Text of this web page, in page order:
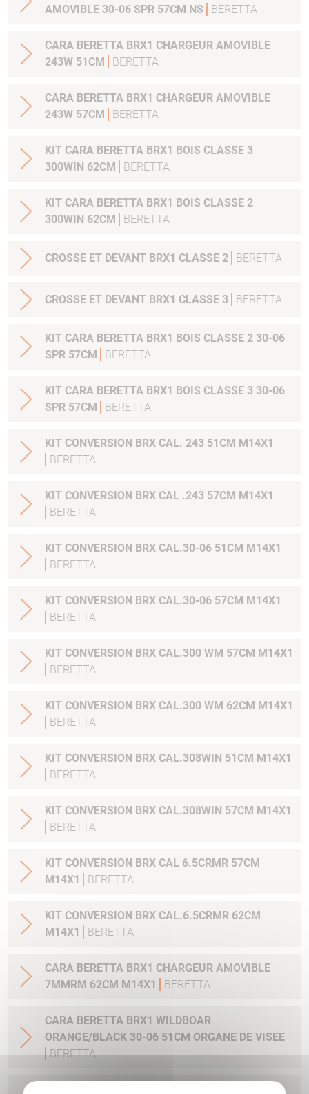
AMOVIBLE 30-06 SPR 57CM NS
BERETTA
CARA BERETTA BRX1 CHARGEUR AMOVIBLE
243W 51CM
BERETTA
CARA BERETTA BRX1 CHARGEUR AMOVIBLE
243W 57CM
BERETTA
KIT CARA BERETTA BRX1 BOIS CLASSE 3
300WIN 62CM
BERETTA
KIT CARA BERETTA BRX1 BOIS CLASSE 2
300WIN 62CM
BERETTA
CROSSE ET DEVANT BRX1 CLASSE 2 BERETTA
CROSSE ET DEVANT BRX1 CLASSE 3 BERETTA
KIT CARA BERETTA BRX1 BOIS CLASSE 2 30-06
SPR 57CM
BERETTA
KIT CARA BERETTA BRX1 BOIS CLASSE 3 30-06
SPR 57CM
BERETTA
KIT CONVERSION BRX CAL. 243 51CM M14X1
BERETTA
KIT CONVERSION BRX CAL .243 57CM M14X1
BERETTA
KIT CONVERSION BRX CAL.30-06 51CM M14X1
BERETTA
KIT CONVERSION BRX CAL.30-06 57CM M14X1
BERETTA
KIT CONVERSION BRX CAL.300 WM 57CM M14X1
BERETTA
KIT CONVERSION BRX CAL.300 WM 62CM M14X1
BERETTA
KIT CONVERSION BRX CAL.308WIN 51CM M14X1
BERETTA
KIT CONVERSION BRX CAL.308WIN 57CM M14X1
BERETTA
KIT CONVERSION BRX CAL 6.5CRMR 57CM
M14X1
BERETTA
KIT CONVERSION BRX CAL.6.5CRMR 62CM
M14X1
BERETTA
CARA BERETTA BRX1 CHARGEUR AMOVIBLE
7MMRM 62CM M14X1
BERETTA
CARA BERETTA BRX1 WILDBOAR
ORANGE/BLACK 30-06 51CM ORGANE DE VISEE
BERETTA